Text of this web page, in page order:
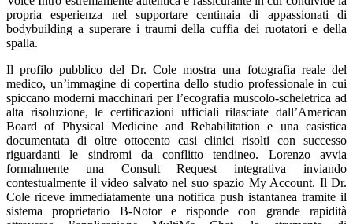
propria esperienza nel supportare centinaia di appassionati di
bodybuilding a superare i traumi della cuffia dei ruotatori e della
spalla.
Il profilo pubblico del Dr. Cole mostra una fotografia reale del
medico, un’immagine di copertina dello studio professionale in cui
spiccano moderni macchinari per l’ecografia muscolo-scheletrica ad
alta risoluzione, le certificazioni ufficiali rilasciate dall’American
Board of Physical Medicine and Rehabilitation e una casistica
documentata di oltre ottocento casi clinici risolti con successo
riguardanti le sindromi da conflitto tendineo. Lorenzo avvia
formalmente una Consult Request integrativa inviando
contestualmente il video salvato nel suo spazio My Account. Il Dr.
Cole riceve immediatamente una notifica push istantanea tramite il
sistema proprietario B-Notor e risponde con grande rapidità